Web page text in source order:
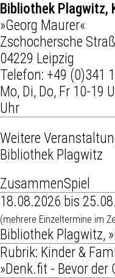
Bibliothek Plagwitz,
»Georg Maurer«
Zschochersche
04229 Leipzig
Telefon: +49 (0)341
Mo, Di, Do, Fr 10-19
Uhr
Weitere
Bibliothek Plagwitz
ZusammenSpiel
18.08.2026 bis
(mehrere Einzeltermine im
Bibliothek Plagwitz,
Rubrik: Kinder &
»Denk.fit - Bevor der